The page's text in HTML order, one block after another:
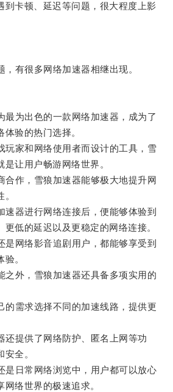
到卡顿、延迟等问题，很大程度上影
有很多网络加速器相继出现。
为出色的一款网络加速器，成为了
验的热门选择。
家和网络使用者而设计的工具，雪
让用户畅游网络世界。
作，雪狼加速器能够极大地提升网
器进行网络连接后，便能够体验到
低的延迟以及更稳定的网络连接。
网络影音追剧用户，都能够享受到
。
外，雪狼加速器还具备多项实用的
需求选择不同的加速线路，提供更
提供了网络防护、匿名上网等功
全。
日常网络浏览中，用户都可以放心
络世界的极速追求。